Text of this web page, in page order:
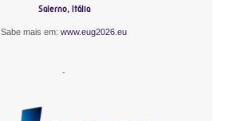
Salerno, Itália
Sabe mais em:www.eug2026.eu
-